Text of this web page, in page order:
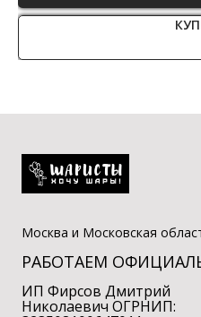
Москва и Московская
РАБОТАЕМ
ИП Фирсов Дмитрий
Николаевич ОГРНИП: